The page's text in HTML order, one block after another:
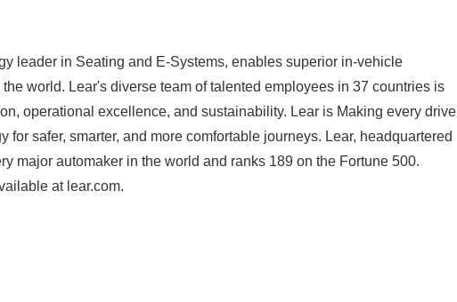
leader in Seating and E-Systems, enables superior in-vehicle
world. Lear's diverse team of talented employees in 37 countries is
operational excellence, and sustainability. Lear is Making every drive
safer, smarter, and more comfortable journeys. Lear, headquartered
major automaker in the world and ranks 189 on the Fortune 500.
at lear.com.